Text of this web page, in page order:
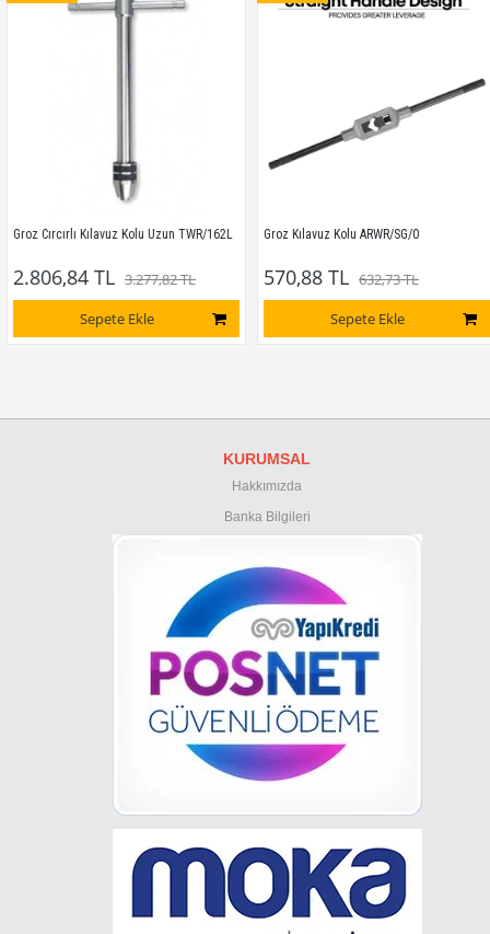
Groz Cırcırlı Kılavuz Kolu Uzun TWR/162L
2.806,84 TL
3.277,82 TL
Sepete Ekle
Groz Kılavuz Kolu ARWR/SG/0
570,88 TL
632,73 TL
Sepete Ekle
KURUMSAL
Hakkımızda
Banka Bilgileri